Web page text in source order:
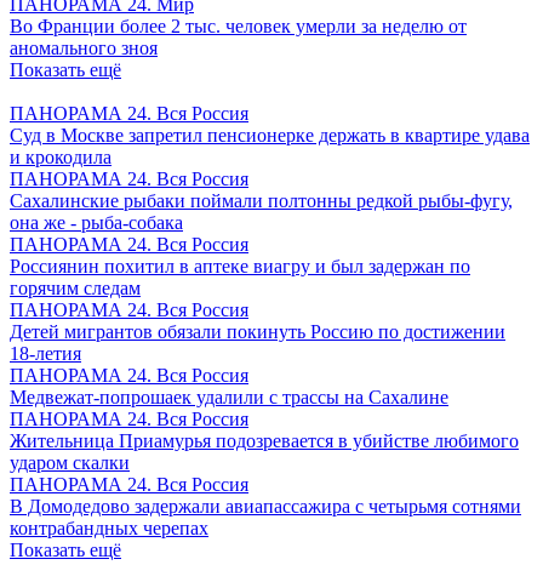
ПАНОРАМА 24. Мир
Во Франции более 2 тыс. человек умерли за неделю от
аномального зноя
Показать ещё
ПАНОРАМА 24. Вся Россия
Суд в Москве запретил пенсионерке держать в квартире удава
и крокодила
ПАНОРАМА 24. Вся Россия
Сахалинские рыбаки поймали полтонны редкой рыбы-фугу,
она же - рыба-собака
ПАНОРАМА 24. Вся Россия
Россиянин похитил в аптеке виагру и был задержан по
горячим следам
ПАНОРАМА 24. Вся Россия
Детей мигрантов обязали покинуть Россию по достижении
18-летия
ПАНОРАМА 24. Вся Россия
Медвежат-попрошаек удалили с трассы на Сахалине
ПАНОРАМА 24. Вся Россия
Жительница Приамурья подозревается в убийстве любимого
ударом скалки
ПАНОРАМА 24. Вся Россия
В Домодедово задержали авиапассажира с четырьмя сотнями
контрабандных черепах
Показать ещё